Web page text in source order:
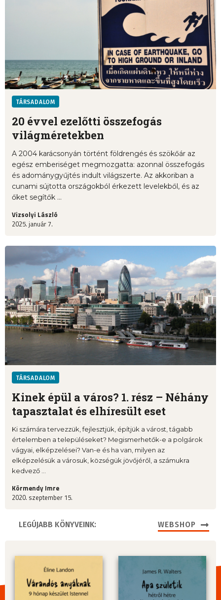
TÁRSADALOM
20 évvel ezelőtti összefogás
világméretekben
A 2004 karácsonyán történt földrengés és szökőár az
egész emberiséget megmozgatta: azonnal összefogás
és adománygyűjtés indult világszerte. Az akkoriban a
cunami sújtotta országokból érkezett levelekből, és az
őket segítők ...
Vizsolyi László
2025. január 7.
TÁRSADALOM
Kinek épül a város? 1. rész – Néhány
tapasztalat és elhíresült eset
Ki számára tervezzük, fejlesztjük, építjük a várost, tágabb
értelemben a településeket? Megismerhetők-e a polgárok
vágyai, elképzelései? Van-e és ha van, milyen az
elképzelésük a városuk, községük jövőjéről, a számukra
kedvező ...
Körmendy Imre
2020. szeptember 15.
LEGÚJABB KÖNYVEINK: WEBSHOP